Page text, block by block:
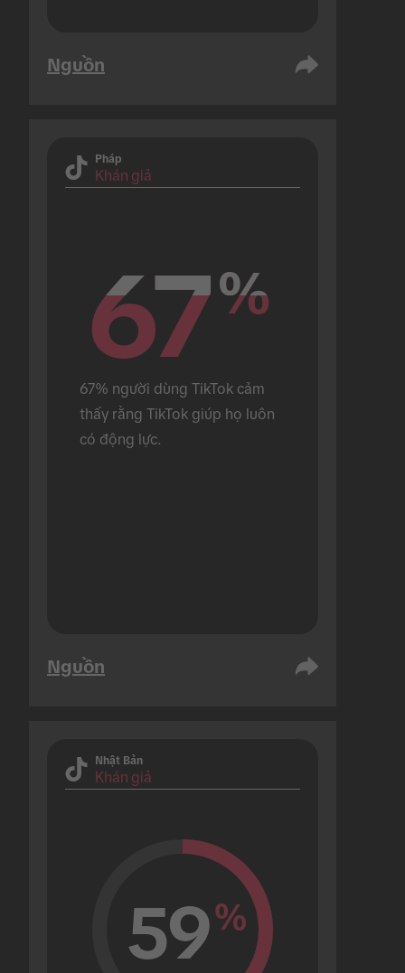
Nguồn
Pháp
Khán giả
67%
67%
67% người dùng TikTok cảm
thấy rằng TikTok giúp họ luôn
có động lực.
Nguồn
Nhật Bản
Khán giả
59%